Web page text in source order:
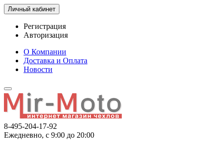
Личный кабинет
Регистрация
Авторизация
О Компании
Доставка и Оплата
Новости
8-495-204-17-92
Ежедневно, с 9:00 до 20:00